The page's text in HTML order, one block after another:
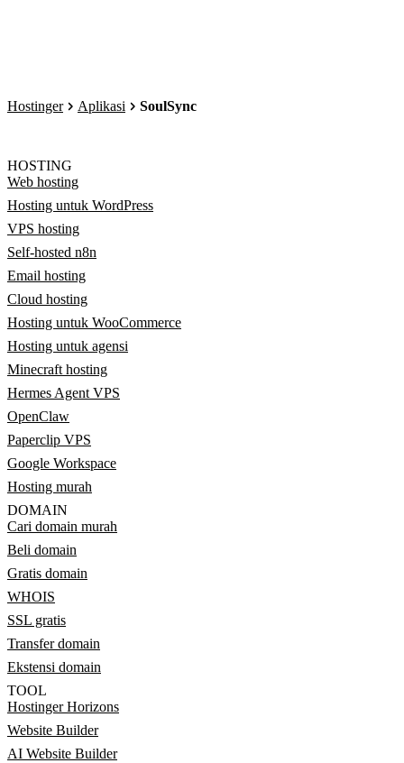
Hostinger Aplikasi SoulSync
HOSTING
Web hosting
Hosting untuk WordPress
VPS hosting
Self-hosted n8n
Email hosting
Cloud hosting
Hosting untuk WooCommerce
Hosting untuk agensi
Minecraft hosting
Hermes Agent VPS
OpenClaw
Paperclip VPS
Google Workspace
Hosting murah
DOMAIN
Cari domain murah
Beli domain
Gratis domain
WHOIS
SSL gratis
Transfer domain
Ekstensi domain
TOOL
Hostinger Horizons
Website Builder
AI Website Builder